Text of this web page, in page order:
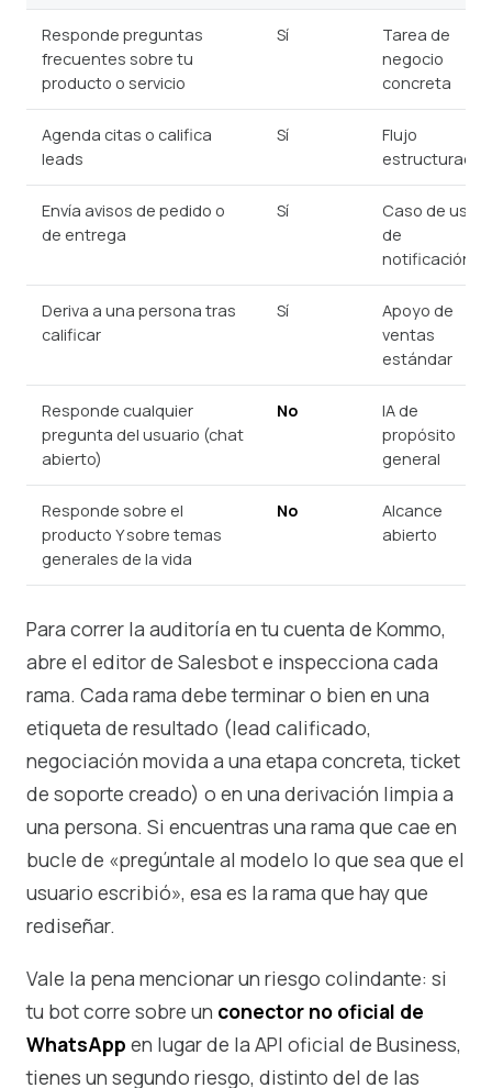
Responde preguntas
frecuentes sobre tu
producto o servicio
Sí
Tarea de
negocio
concreta
Agenda citas o califica
leads
Sí
Flujo
estructurado
Envía avisos de pedido o
de entrega
Sí
Caso de uso
de
notificación
Deriva a una persona tras
calificar
Sí
Apoyo de
ventas
estándar
Responde cualquier
pregunta del usuario (chat
abierto)
No
IA de
propósito
general
Responde sobre el
producto Y sobre temas
generales de la vida
No
Alcance
abierto
Para correr la auditoría en tu cuenta de Kommo,
abre el editor de Salesbot e inspecciona cada
rama. Cada rama debe terminar o bien en una
etiqueta de resultado (lead calificado,
negociación movida a una etapa concreta, ticket
de soporte creado) o en una derivación limpia a
una persona. Si encuentras una rama que cae en
bucle de «pregúntale al modelo lo que sea que el
usuario escribió», esa es la rama que hay que
rediseñar.
Vale la pena mencionar un riesgo colindante: si
tu bot corre sobre un conector no oficial de
WhatsApp en lugar de la API oficial de Business,
tienes un segundo riesgo, distinto del de las